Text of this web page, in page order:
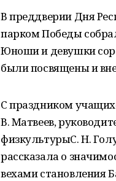
В преддверии Дня
парком Победы
Юноши и девушки
были посвящены и
С праздником
В. Матвеев,
физкультурыС. Н.
рассказала о
вехами становления